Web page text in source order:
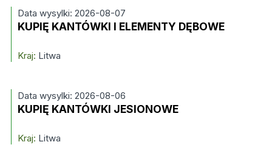
Data wysylki: 2026-08-07
KUPIĘ KANTÓWKI I ELEMENTY DĘBOWE
Kraj: Litwa
Data wysylki: 2026-08-06
KUPIĘ KANTÓWKI JESIONOWE
Kraj: Litwa